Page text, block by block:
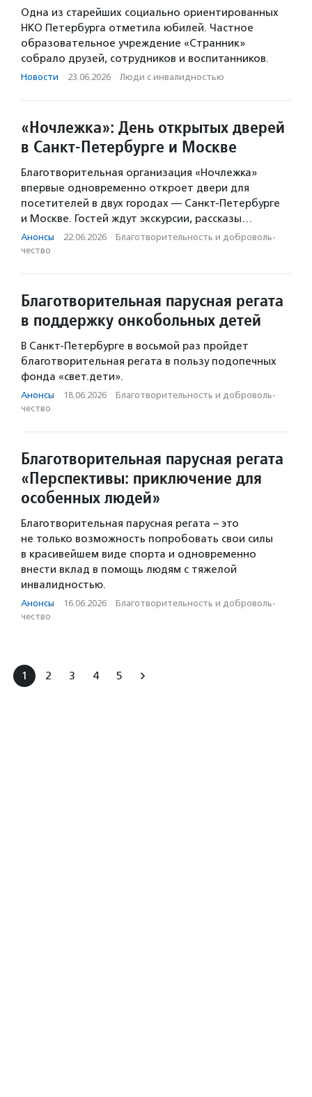
Одна из старейших социально ориентированных
НКО Петербурга отметила юбилей. Частное
образовательное учреждение «Странник»
собрало друзей, сотрудников и воспитанников.
Новости · 23.06.2026 · Люди с инвалидностью
«Ночлежка»: День открытых дверей
в Санкт-Петербурге и Москве
Благотворительная организация «Ночлежка»
впервые одновременно откроет двери для
посетителей в двух городах — Санкт-Петербурге
и Москве. Гостей ждут экскурсии, рассказы…
Анонсы · 22.06.2026 · Благотвори­тель­ность и доброволь­
чест­во
Благотворительная парусная регата
в поддержку онкобольных детей
В Санкт-Петербурге в восьмой раз пройдет
благотворительная регата в пользу подопечных
фонда «свет.дети».
Анонсы · 18.06.2026 · Благотвори­тель­ность и доброволь­
чест­во
Благотворительная парусная регата
«Перспективы: приключение для
особенных людей»
Благотворительная парусная регата – это
не только возможность попробовать свои силы
в красивейшем виде спорта и одновременно
внести вклад в помощь людям с тяжелой
инвалидностью.
Анонсы · 16.06.2026 · Благотвори­тель­ность и доброволь­
чест­во
1 2 3 4 5